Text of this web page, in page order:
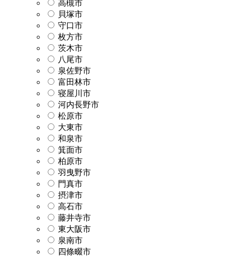
高槻市
貝塚市
守口市
枚方市
茨木市
八尾市
泉佐野市
富田林市
寝屋川市
河内長野市
松原市
大東市
和泉市
箕面市
柏原市
羽曳野市
門真市
摂津市
高石市
藤井寺市
東大阪市
泉南市
四條畷市